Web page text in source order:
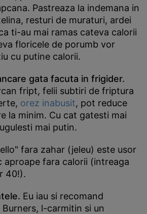
Pastreaza la indemana in
resturi de muraturi, ardei
ti-au mai ramas cateva calorii
floricele de porumb vor
cu putine calorii.
gata facuta in frigider.
fript, felii subtiri de friptura
orez inabusit, pot reduce
la minim. Cu cat gatesti mai
mai putin.
fara zahar (jeleu) este usor
aproape fara calorii (intreaga
40!).
Eu iau si recomand
l-carmitin si un